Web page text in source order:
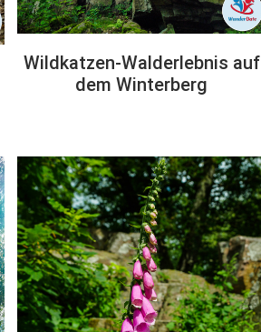
Wildkatzen-Walderlebnis auf
dem Winterberg